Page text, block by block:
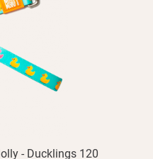
- Ducklings 120